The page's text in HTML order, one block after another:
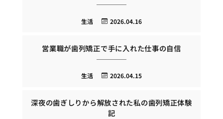
2026.04.16
生活
営業職が歯列矯正で手に入れた仕事の自信
2026.04.15
生活
深夜の歯ぎしりから解放された私の歯列矯正体験
記